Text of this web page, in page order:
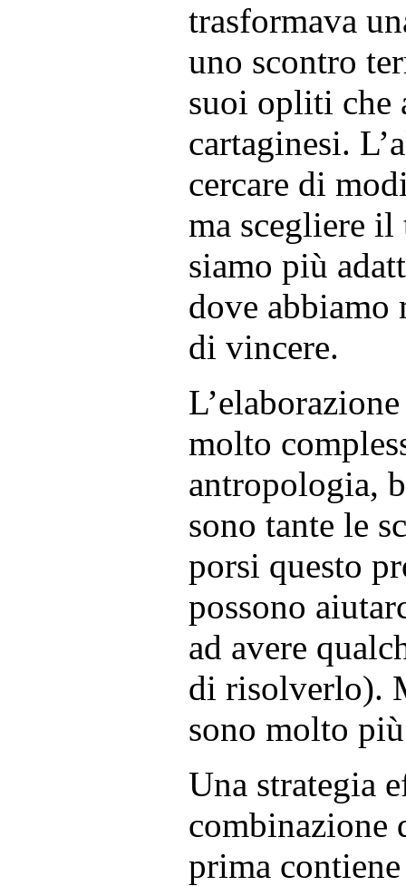
trasformava
uno scontro
suoi opliti che
cartaginesi.
cercare di
ma scegliere
siamo più
dove
di vincere.
molto
antropologia,
sono tante le
porsi questo
possono
ad avere
di risolverlo).
sono molto
Una strategia
combinazione
prima